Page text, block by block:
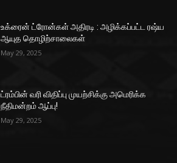
உக்ரைன் ட்ரோன்கள் அதிரடி : அழிக்கப்பட்ட ரஷ்ய
ஆயுத தொழிற்சாலைகள்
May 29, 2025
ட்ரம்பின் வரி விதிப்பு முயற்சிக்கு அமெரிக்க
நீதிமன்றம் ஆப்பு!
May 29, 2025